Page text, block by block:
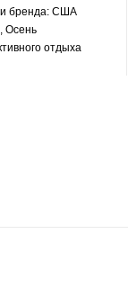
бренда: США
Осень
отдыха